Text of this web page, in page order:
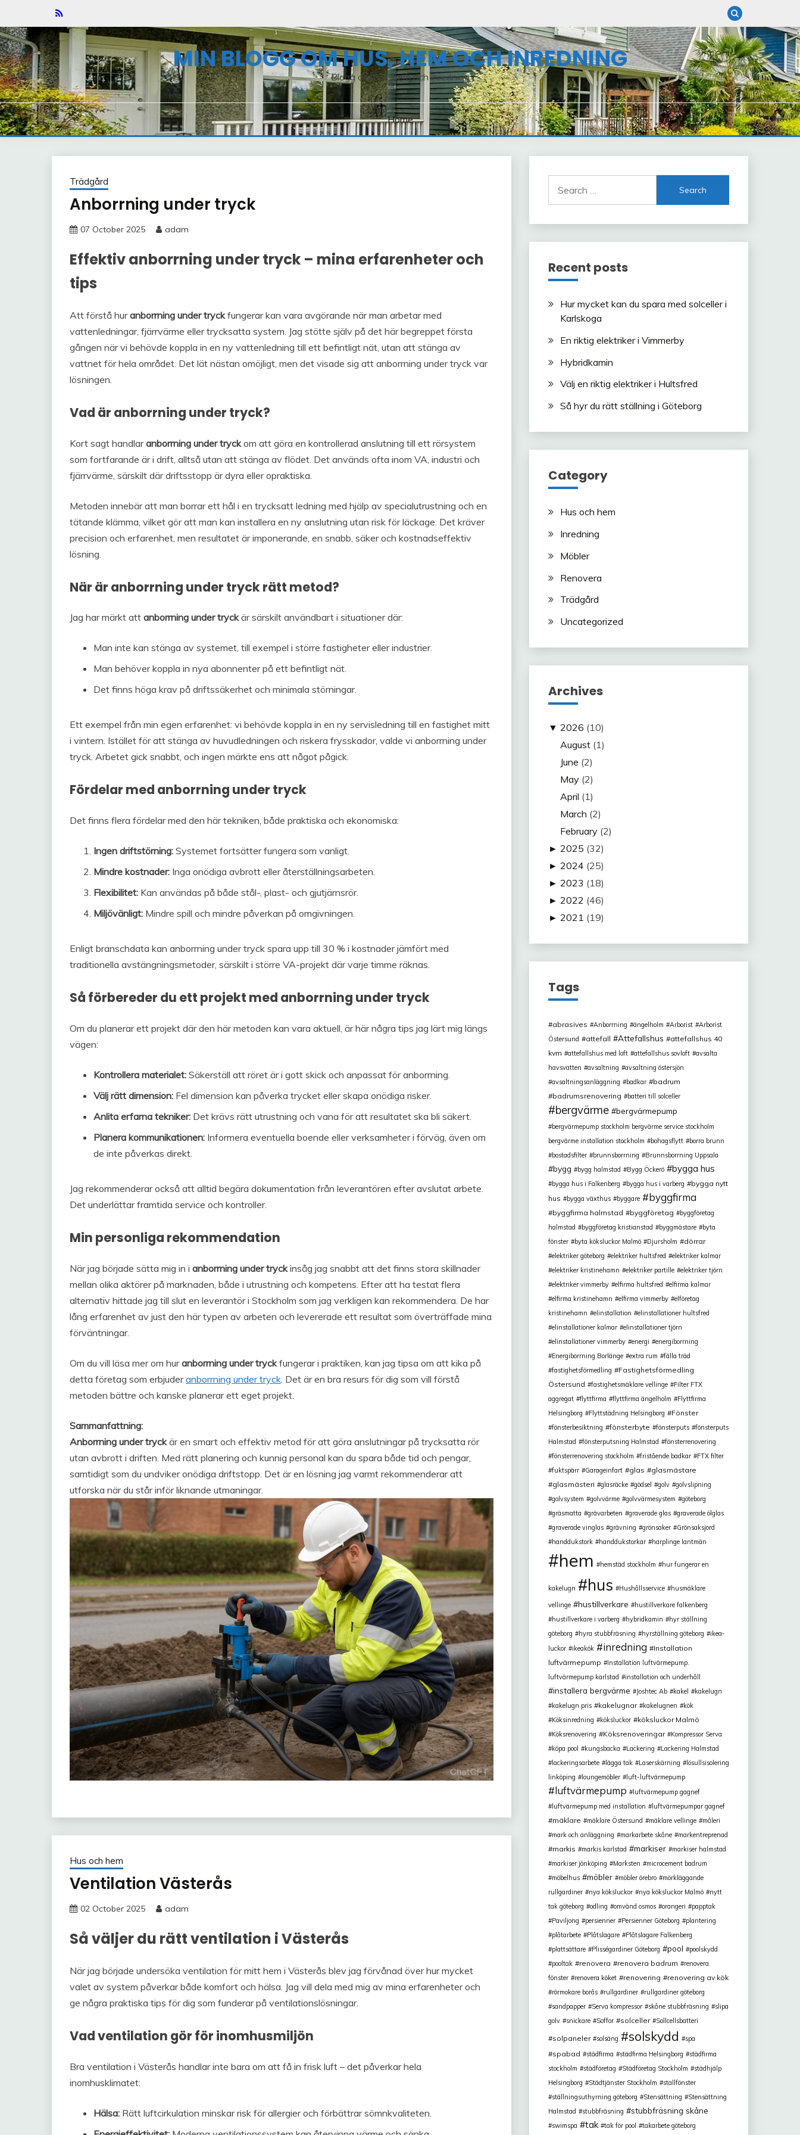
content
MIN BLOGG OM HUS, HEM OCH INREDNING
Blogg om hus, hem och inredning
Home
Trädgård
Anborrning under tryck
07 October 2025 adam
Effektiv anborrning under tryck – mina erfarenheter och
tips
Att förstå huranborrning under tryckfungerar kan vara avgörande när man arbetar med
vattenledningar, fjärrvärme eller trycksatta system. Jag stötte själv på det här begreppet första
gången när vi behövde koppla in en ny vattenledning till ett befintligt nät, utan att stänga av
vattnet för hela området. Det lät nästan omöjligt, men det visade sig att anborrning under tryck var
lösningen.
Vad är anborrning under tryck?
Kort sagt handlaranborrning under tryckom att göra en kontrollerad anslutning till ett rörsystem
som fortfarande är i drift, alltså utan att stänga av flödet. Det används ofta inom VA, industri och
fjärrvärme, särskilt där driftsstopp är dyra eller opraktiska.
Metoden innebär att man borrar ett hål i en trycksatt ledning med hjälp av specialutrustning och en
tätande klämma, vilket gör att man kan installera en ny anslutning utan risk för läckage. Det kräver
precision och erfarenhet, men resultatet är imponerande, en snabb, säker och kostnadseffektiv
lösning.
När är anborrning under tryck rätt metod?
Jag har märkt att anborrning under tryckär särskilt användbart i situationer där:
Man inte kan stänga av systemet, till exempel i större fastigheter eller industrier.
Man behöver koppla in nya abonnenter på ett befintligt nät.
Det finns höga krav på driftssäkerhet och minimala störningar.
Ett exempel från min egen erfarenhet: vi behövde koppla in en ny servisledning till en fastighet mitt
i vintern. Istället för att stänga av huvudledningen och riskera frysskador, valde vi anborrning under
tryck. Arbetet gick snabbt, och ingen märkte ens att något pågick.
Fördelar med anborrning under tryck
Det finns flera fördelar med den här tekniken, både praktiska och ekonomiska:
Ingen driftstörning: Systemet fortsätter fungera som vanligt.
Mindre kostnader: Inga onödiga avbrott eller återställningsarbeten.
Flexibilitet: Kan användas på både stål-, plast- och gjutjärnsrör.
Miljövänligt: Mindre spill och mindre påverkan på omgivningen.
Enligt branschdata kan anborrning under tryck spara upp till 30 % i kostnader jämfört med
traditionella avstängningsmetoder, särskilt i större VA-projekt där varje timme räknas.
Så förbereder du ett projekt med anborrning under tryck
Om du planerar ett projekt där den här metoden kan vara aktuell, är här några tips jag lärt mig längs
vägen:
Kontrollera materialet: Säkerställ att röret är i gott skick och anpassat för anborrning.
Välj rätt dimension: Fel dimension kan påverka trycket eller skapa onödiga risker.
Anlita erfarna tekniker: Det krävs rätt utrustning och vana för att resultatet ska bli säkert.
Planera kommunikationen: Informera eventuella boende eller verksamheter i förväg, även om
de inte påverkas direkt.
Jag rekommenderar också att alltid begära dokumentation från leverantören efter avslutat arbete.
Det underlättar framtida service och kontroller.
Min personliga rekommendation
När jag började sätta mig in i anborrning under tryckinsåg jag snabbt att det finns stora skillnader
mellan olika aktörer på marknaden, både i utrustning och kompetens. Efter att ha testat flera
alternativ hittade jag till slut en leverantör i Stockholm som jag verkligen kan rekommendera. De har
lång erfarenhet av just den här typen av arbeten och levererade ett resultat som överträffade mina
förväntningar.
Om du vill läsa mer om huranborrning under tryckfungerar i praktiken, kan jag tipsa om att kika på
detta företag som erbjuderanborrning under tryck . Det är en bra resurs för dig som vill förstå
metoden bättre och kanske planerar ett eget projekt.
Sammanfattning:
Anborrning under tryckär en smart och effektiv metod för att göra anslutningar på trycksatta rör
utan avbrott i driften. Med rätt planering och kunnig personal kan du spara både tid och pengar,
samtidigt som du undviker onödiga driftstopp. Det är en lösning jag varmt rekommenderar att
utforska när du står inför liknande utmaningar.
Hus och hem
Ventilation Västerås
02 October 2025 adam
Så väljer du rätt ventilation i Västerås
När jag började undersöka ventilation för mitt hem i Västerås blev jag förvånad över hur mycket
valet av system påverkar både komfort och hälsa. Jag vill dela med mig av mina erfarenheter och
ge några praktiska tips för dig som funderar på ventilationslösningar.
Vad ventilation gör för inomhusmiljön
Bra ventilation i Västerås handlar inte bara om att få in frisk luft – det påverkar hela
inomhusklimatet:
Hälsa: Rätt luftcirkulation minskar risk för allergier och förbättrar sömnkvaliteten.
for:
Recent posts
Hur mycket kan du spara med solceller i
Karlskoga
En riktig elektriker i Vimmerby
Hybridkamin
Välj en riktig elektriker i Hultsfred
Så hyr du rätt ställning i Göteborg
Category
Hus och hem
Inredning
Möbler
Renovera
Trädgård
Uncategorized
Archives
▼ 2026 (10)
August (1)
June (2)
May (2)
April (1)
March (2)
February (2)
► 2025 (32)
► 2024 (25)
► 2023 (18)
► 2022 (46)
► 2021 (19)
Tags
abrasives Anborrning ängelholm Arborist
Arborist
Östersund
attefall Attefallshus
attefallshus 40
kvm
attefallshus med loft attefallshus sovloft
avsalta
havsvatten
avsaltning
avsaltning östersjön
avsaltningsanläggning
badkar
badrum
badrumsrenovering
batteri till solceller
bergvärme bergvärmepump
bergvärmepump stockholm bergvärme service stockholm
bergvärme installation stockholm
bohagsflytt
borra brunn
bostadsfilter
brunnsborrning Brunnsborrning Uppsala
bygg bygg halmstad Bygg Öckerö bygga hus
bygga hus i Falkenberg bygga hus i varberg
bygga nytt
hus
bygga växthus byggare byggfirma
byggfirma halmstad byggföretag
byggföretag
halmstad
byggföretag kristianstad byggmästare
byta
fönster
byta köksluckor Malmö Djursholm dörrar
elektriker göteborg elektriker hultsfred
elektriker kalmar
elektriker kristinehamn
elektriker partille
elektriker tjörn
elektriker vimmerby
elfirma hultsfred
elfirma kalmar
elfirma kristinehamn
elfirma vimmerby
elföretag
kristinehamn
elinstallation
elinstallationer hultsfred
elinstallationer kalmar
elinstallationer tjörn
elinstallationer vimmerby
energi
energiborrning
Energiborrning Borlänge
extra rum
fälla träd
fastighetsförmedling
Fastighetsförmedling
Östersund
fastighetsmäklare vellinge
Filter FTX
aggregat
flyttfirma flyttfirma ängelholm
Flyttfirma
Helsingborg
Flyttstädning Helsingborg Fönster
fönsterbesiktning fönsterbyte fönsterputs
fönsterputs
Halmstad
fönsterputsning Halmstad
fönsterrenovering
fönsterrenovering stockholm
fristående badkar
FTX filter
fuktspärr
Garageinfart glas
glasmästare
glasmästeri
glasräcke gödsel golv
golvslipning
golvsystem
golvvärme golvvärmesystem
göteborg
gräsmatta
grävarbeten graverade glas
graverade ölglas
graverade vinglas
grävning grönsaker
Grönsaksjord
handdukstork
handdukstorkar harplinge lantmän
hem hemstäd stockholm hur fungerar en
kakelugn hus Hushållsservice
husmäklare
vellinge
hustillverkare
hustillverkare falkenberg
hustillverkare i varberg
hybridkamin
hyr ställning
göteborg
hyra stubbfräsning hyrställning göteborg
ikea-
luckor
ikeakök inredning
Installation
luftvärmepump
Installation luftvärmepump.
luftvärmepump karlstad
installation och underhåll
installera bergvärme Joshtec Ab kakel
kakelugn
kakelugn pris
kakelugnar kakelugnen
kök
Köksinredning
köksluckor köksluckor Malmö
Köksrenovering Köksrenoveringar
Kompressor Serva
köpa pool
kungsbacka Lackering
Lackering Halmstad
lackeringsarbete
lägga tak Laserskärning
lösullsisolering
linköping
loungemöbler luft-luftvärmepump
luftvärmepump
luftvärmepump gagnef
luftvärmepump med installation
luftvärmepumpar gagnef
mäklare mäklare Östersund mäklare vellinge
måleri
mark och anläggning
markarbete skåne markentreprenad
markis markis karlstad markiser
markiser halmstad
markiser jönköping
Marksten
microcement badrum
möbelhus
möbler möbler örebro
mörkläggande
rullgardiner
nya köksluckor nya köksluckor Malmö
nytt
tak göteborg
odling omvänd osmos orangeri
papptak
Paviljong
persienner Persienner Göteborg
plantering
plåtarbete
Plåtslagare
Plåtslagare Falkenberg
plattsättare
Plisségardiner Göteborg pool
poolskydd
pooltak
renovera renovera badrum
renovera
fönster
renovera köket renovering renovering av kök
rörmokare borås rullgardiner
rullgardiner göteborg
sandpapper
Serva kompressor skåne stubbfräsning
slipa
golv
snickare Soffor solceller Sollcellsbatteri
solpaneler solsäng solskydd spa
spabad städfirma städfirma Helsingborg
städfirma
stockholm
städföretag Städföretag Stockholm
städhjälp
Helsingborg
Städtjänster Stockholm
stallfönster
ställningsuthyrning göteborg
Stensättning
Stensättning
Halmstad
stubbfräsning stubbfräsning skåne
swimspa tak tak för pool takarbete göteborg